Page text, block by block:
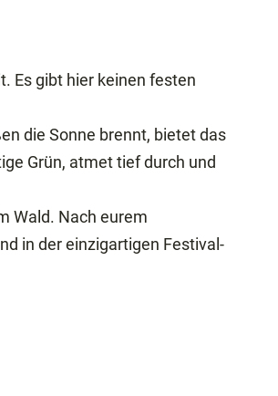
Es gibt hier keinen festen
die Sonne brennt, bietet das
Grün, atmet tief durch und
Wald. Nach eurem
in der einzigartigen Festival-